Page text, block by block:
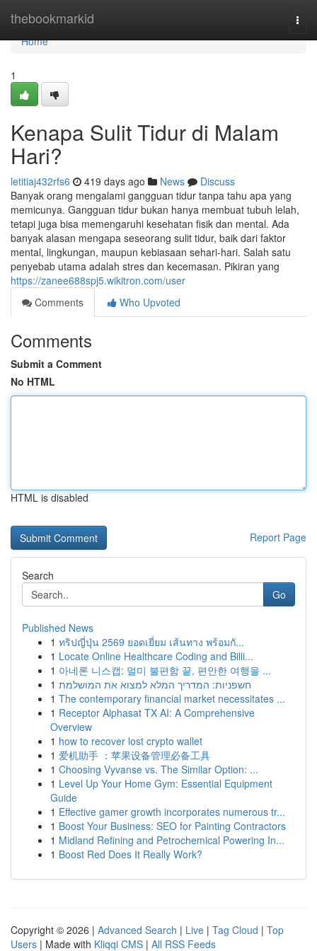
thebookmarkid
Home
Home
1
Kenapa Sulit Tidur di Malam
Hari?
letitiaj432rfs6 419 days ago News
Discuss
Banyak orang mengalami gangguan tidur tanpa tahu apa yang
memicunya. Gangguan tidur bukan hanya membuat tubuh lelah,
tetapi juga bisa memengaruhi kesehatan fisik dan mental. Ada
banyak alasan mengapa seseorang sulit tidur, baik dari faktor
mental, lingkungan, maupun kebiasaan sehari-hari. Salah satu
penyebab utama adalah stres dan kecemasan. Pikiran yang
https://zanee688spj5.wikitron.com/user
Comments
Who Upvoted
Comments
Submit a Comment
No HTML
HTML is disabled
Report Page
Search
Go
Published News
1 ทริปญี่ปุ่น 2569 ยอดเยี่ยม เส้นทาง พร้อมกั...
1 Locate Online Healthcare Coding and Billi...
1 아네론 니스캡: 멀미 불편함 끝, 편안한 여행을 ...
1 חשפניות: המדריך המלא למצוא את המושלמת
1 The contemporary financial market necessitates ...
1 Receptor Alphasat TX AI: A Comprehensive
Overview
1 how to recover lost crypto wallet
1 爱机助手 ：苹果设备管理必备工具
1 Choosing Vyvanse vs. The Similar Option: ...
1 Level Up Your Home Gym: Essential Equipment
Guide
1 Effective gamer growth incorporates numerous tr...
1 Boost Your Business: SEO for Painting Contractors
1 Midland Refining and Petrochemical Powering In...
1 Boost Red Does It Really Work?
Copyright © 2026 | Advanced Search | Live | Tag Cloud | Top
Users | Made with Kliqqi CMS | All RSS Feeds